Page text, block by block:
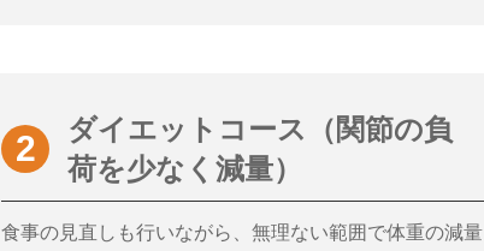
ダイエットコース（関節の負
荷を少なく減量）
食事の見直しも行いながら、無理ない範囲で体重の減量